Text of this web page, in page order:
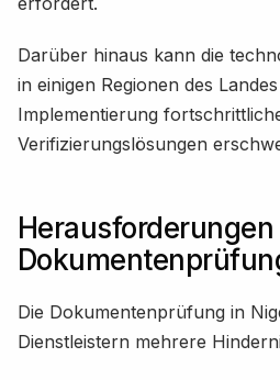
Darüber hinaus kann die
in einigen Regionen des
Implementierung
Verifizierungslösungen
Die Dokumentenprüfung in
Dienstleistern mehrere